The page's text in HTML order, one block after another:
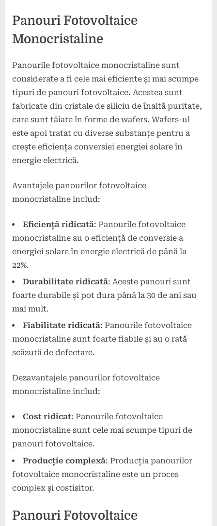
Panouri Fotovoltaice
Monocristaline
Panourile fotovoltaice monocristaline sunt
considerate a fi cele mai eficiente și mai scumpe
tipuri de panouri fotovoltaice. Acestea sunt
fabricate din cristale de siliciu de înaltă puritate,
care sunt tăiate în forme de wafers. Wafers-ul
este apoi tratat cu diverse substanțe pentru a
crește eficiența conversiei energiei solare în
energie electrică.
Avantajele panourilor fotovoltaice
monocristaline includ:
Eficiență ridicată: Panourile fotovoltaice
monocristaline au o eficiență de conversie a
energiei solare în energie electrică de până la
22%.
Durabilitate ridicată: Aceste panouri sunt
foarte durabile și pot dura până la 30 de ani sau
mai mult.
Fiabilitate ridicată: Panourile fotovoltaice
monocristaline sunt foarte fiabile și au o rată
scăzută de defectare.
Dezavantajele panourilor fotovoltaice
monocristaline includ:
Cost ridicat: Panourile fotovoltaice
monocristaline sunt cele mai scumpe tipuri de
panouri fotovoltaice.
Producție complexă: Producția panourilor
fotovoltaice monocristaline este un proces
complex și costisitor.
Panouri Fotovoltaice